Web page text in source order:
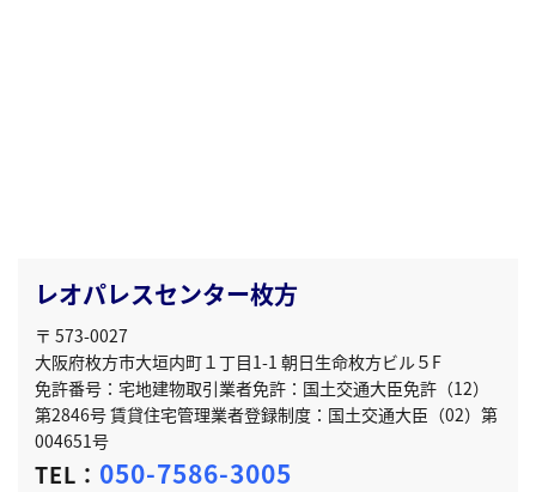
レオパレスセンター枚方
〒 573-0027
大阪府枚方市大垣内町１丁目1-1 朝日生命枚方ビル５F
免許番号：宅地建物取引業者免許：国土交通大臣免許（12）
第2846号 賃貸住宅管理業者登録制度：国土交通大臣（02）第
004651号
TEL： 050-7586-3005